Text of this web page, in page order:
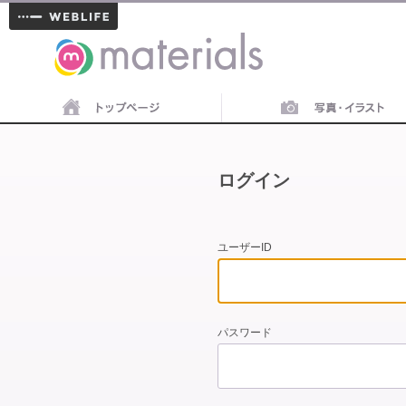
materials
ログイン
ユーザーID
パスワード